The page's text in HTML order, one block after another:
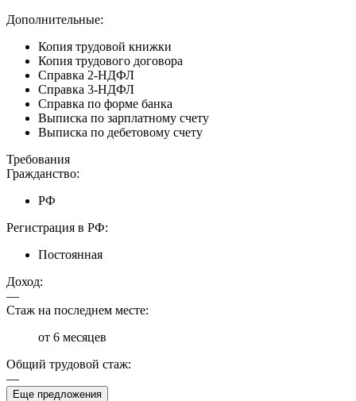
Дополнительные:
Копия трудовой книжки
Копия трудового договора
Справка 2-НДФЛ
Справка 3-НДФЛ
Справка по форме банка
Выписка по зарплатному счету
Выписка по дебетовому счету
Требования
Гражданство:
РФ
Регистрация в РФ:
Постоянная
Доход:
—
Стаж на последнем месте:
от 6 месяцев
Общий трудовой стаж:
—
Еще предложения